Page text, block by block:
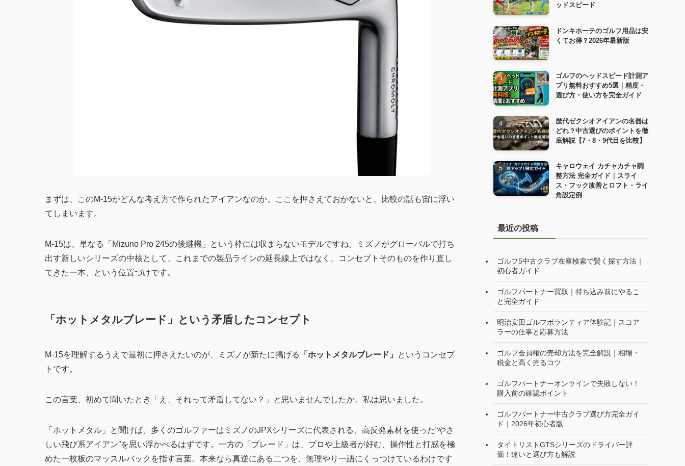
まずは、このM-15がどんな考え方で作られたアイアンなのか。ここを押さえておかないと、比較の話も宙に浮い
てしまいます。
M-15は、単なる「Mizuno Pro 245の後継機」という枠には収まらないモデルですね。ミズノがグローバルで打ち
出す新しいシリーズの中核として、これまでの製品ラインの延長線上ではなく、コンセプトそのものを作り直し
てきた一本、という位置づけです。
「ホットメタルブレード」という矛盾したコンセプト
M-15を理解するうえで最初に押さえたいのが、ミズノが新たに掲げる 「ホットメタルブレード」
というコンセプ
トです。
この言葉、初めて聞いたとき「え、それって矛盾してない？」と思いませんでしたか。私は思いました。
「ホットメタル」と聞けば、多くのゴルファーはミズノのJPXシリーズに代表される、高反発素材を使った“やさ
しい飛び系アイアン”を思い浮かべるはずです。一方の「ブレード」は、プロや上級者が好む、操作性と打感を極
めた一枚板のマッスルバックを指す言葉。本来なら真逆にある二つを、無理やり一語にくっつけているわけです
ッドスピード
ドンキホーテのゴルフ用品は安
くてお得？2026年最新版
ゴルフのヘッドスピード計測ア
プリ無料おすすめ5選｜精度・
選び方・使い方を完全ガイド
歴代ゼクシオアイアンの名器は
どれ？中古選びのポイントを徹
底解説【7・8・9代目を比較】
キャロウェイ カチャカチャ調
整方法 完全ガイド｜スライ
ス・フック改善とロフト・ライ
角設定例
最近の投稿
ゴルフ5中古クラブ在庫検索で賢く探す方法｜
初心者ガイド
ゴルフパートナー買取｜持ち込み前にやるこ
と完全ガイド
明治安田ゴルフボランティア体験記｜スコア
ラーの仕事と応募方法
ゴルフ会員権の売却方法を完全解説｜相場・
税金と高く売るコツ
ゴルフパートナーオンラインで失敗しない！
購入前の確認ポイント
ゴルフパートナー中古クラブ選び方完全ガイ
ド｜2026年初心者版
タイトリストGTSシリーズのドライバー評
価！違いと選び方も解説